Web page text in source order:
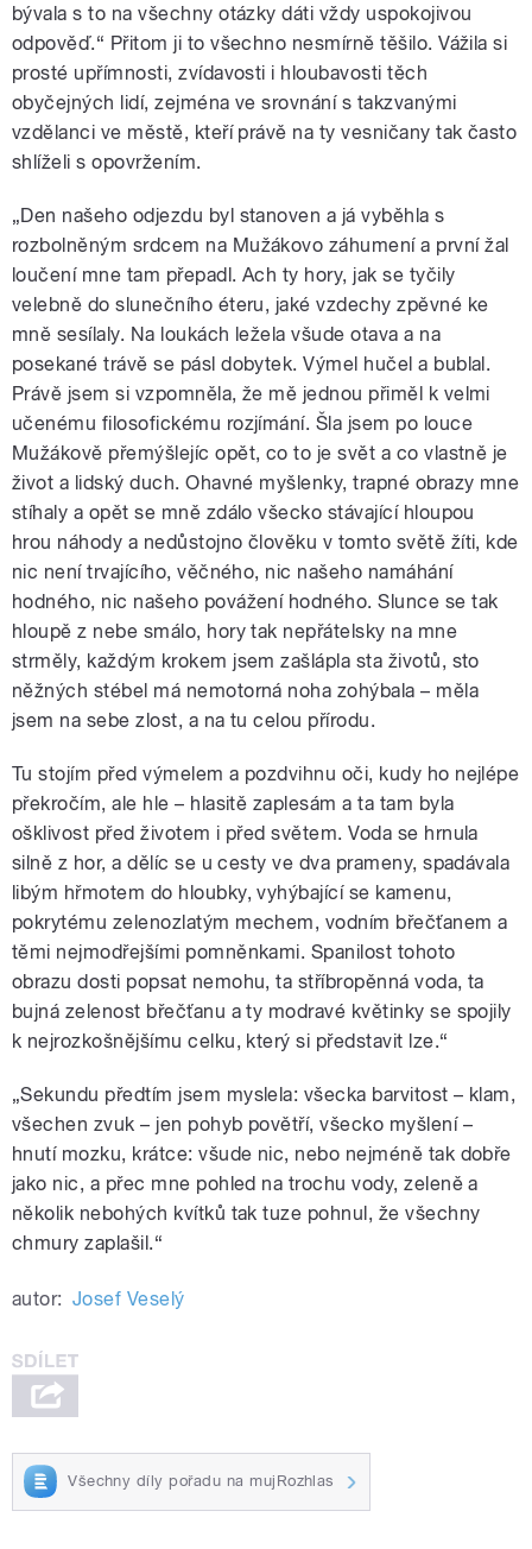
bývala s to na všechny otázky dáti vždy uspokojivou
odpověď.“ Přitom ji to všechno nesmírně těšilo. Vážila si
prosté upřímnosti, zvídavosti i hloubavosti těch
obyčejných lidí, zejména ve srovnání s takzvanými
vzdělanci ve městě, kteří právě na ty vesničany tak často
shlíželi s opovržením.
„Den našeho odjezdu byl stanoven a já vyběhla s
rozbolněným srdcem na Mužákovo záhumení a první žal
loučení mne tam přepadl. Ach ty hory, jak se tyčily
velebně do slunečního éteru, jaké vzdechy zpěvné ke
mně sesílaly. Na loukách ležela všude otava a na
posekané trávě se pásl dobytek. Výmel hučel a bublal.
Právě jsem si vzpomněla, že mě jednou přiměl k velmi
učenému filosofickému rozjímání. Šla jsem po louce
Mužákově přemýšlejíc opět, co to je svět a co vlastně je
život a lidský duch. Ohavné myšlenky, trapné obrazy mne
stíhaly a opět se mně zdálo všecko stávající hloupou
hrou náhody a nedůstojno člověku v tomto světě žíti, kde
nic není trvajícího, věčného, nic našeho namáhání
hodného, nic našeho povážení hodného. Slunce se tak
hloupě z nebe smálo, hory tak nepřátelsky na mne
strměly, každým krokem jsem zašlápla sta životů, sto
něžných stébel má nemotorná noha zohýbala – měla
jsem na sebe zlost, a na tu celou přírodu.
Tu stojím před výmelem a pozdvihnu oči, kudy ho nejlépe
překročím, ale hle – hlasitě zaplesám a ta tam byla
ošklivost před životem i před světem. Voda se hrnula
silně z hor, a dělíc se u cesty ve dva prameny, spadávala
libým hřmotem do hloubky, vyhýbající se kamenu,
pokrytému zelenozlatým mechem, vodním břečťanem a
těmi nejmodřejšími pomněnkami. Spanilost tohoto
obrazu dosti popsat nemohu, ta stříbropěnná voda, ta
bujná zelenost břečťanu a ty modravé květinky se spojily
k nejrozkošnějšímu celku, který si představit lze.“
„Sekundu předtím jsem myslela: všecka barvitost – klam,
všechen zvuk – jen pohyb povětří, všecko myšlení –
hnutí mozku, krátce: všude nic, nebo nejméně tak dobře
jako nic, a přec mne pohled na trochu vody, zeleně a
několik nebohých kvítků tak tuze pohnul, že všechny
chmury zaplašil.“
autor: Josef Veselý
Všechny díly pořadu na mujRozhlas